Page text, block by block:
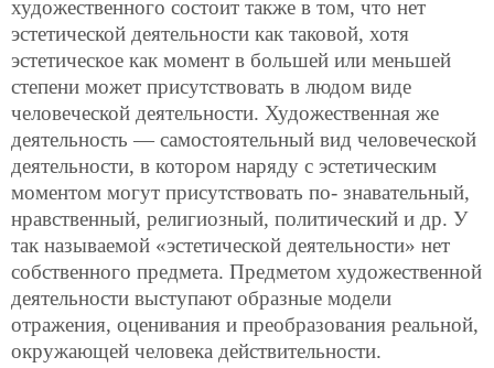
художественного состоит также в том, что нет
эстетической деятельности как таковой, хотя
эстетическое как момент в большей или меньшей
степени может присутствовать в людом виде
человеческой деятельности. Художественная же
деятельность — самостоятельный вид человеческой
деятельности, в котором наряду с эстетическим
моментом могут присутствовать по- знавательный,
нравственный, религиозный, политический и др. У
так называемой «эстетической деятельности» нет
собственного предмета. Предметом художественной
деятельности выступают образные модели
отражения, оценивания и преобразования реальной,
окружающей человека действительности.